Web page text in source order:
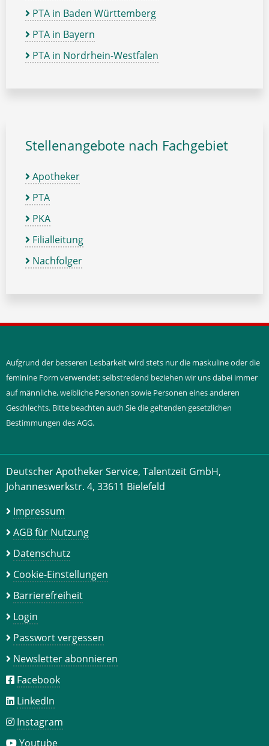
PTA in Baden Württemberg
PTA in Bayern
PTA in Nordrhein-Westfalen
Stellenangebote nach Fachgebiet
Apotheker
PTA
PKA
Filialleitung
Nachfolger
Aufgrund der besseren Lesbarkeit wird stets nur die maskuline oder die
feminine Form verwendet; selbstredend beziehen wir uns dabei immer
auf männliche, weibliche Personen sowie Personen eines anderen
Geschlechts. Bitte beachten auch Sie die geltenden gesetzlichen
Bestimmungen des AGG.
Deutscher Apotheker Service, Talentzeit GmbH,
Johanneswerkstr. 4, 33611 Bielefeld
Impressum
AGB für Nutzung
Datenschutz
Cookie-Einstellungen
Barrierefreiheit
Login
Passwort vergessen
Newsletter abonnieren
Facebook
LinkedIn
Instagram
Youtube